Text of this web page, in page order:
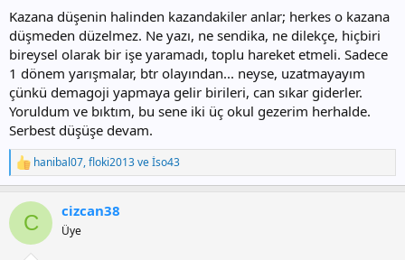
Kazana düşenin halinden kazandakiler anlar; herkes o kazana
düşmeden düzelmez. Ne yazı, ne sendika, ne dilekçe, hiçbiri
bireysel olarak bir işe yaramadı, toplu hareket etmeli. Sadece
1 dönem yarışmalar, btr olayından... neyse, uzatmayayım
çünkü demagoji yapmaya gelir birileri, can sıkar giderler.
Yoruldum ve bıktım, bu sene iki üç okul gezerim herhalde.
Serbest düşüşe devam.
T
e
k
l
hanibal07,floki2013veİso43
C cizcan38
Üye